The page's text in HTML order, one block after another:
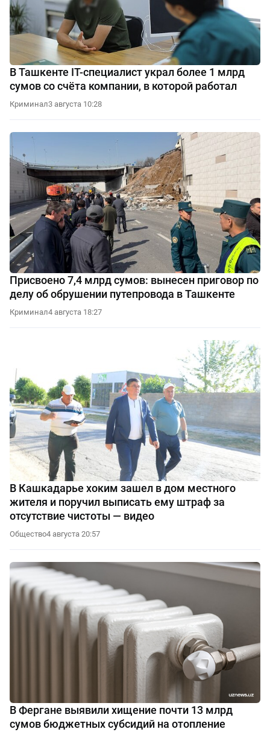
В Ташкенте IT-специалист украл более 1 млрд
сумов со счёта компании, в которой работал
Криминал3 августа 10:28
Присвоено 7,4 млрд сумов: вынесен приговор по
делу об обрушении путепровода в Ташкенте
Криминал4 августа 18:27
В Кашкадарье хоким зашел в дом местного
жителя и поручил выписать ему штраф за
отсутствие чистоты — видео
Общество4 августа 20:57
В Фергане выявили хищение почти 13 млрд
сумов бюджетных субсидий на отопление